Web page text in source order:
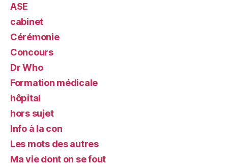
ASE
cabinet
Cérémonie
Concours
Dr Who
Formation médicale
hôpital
hors sujet
Info à la con
Les mots des autres
Ma vie dont on se fout